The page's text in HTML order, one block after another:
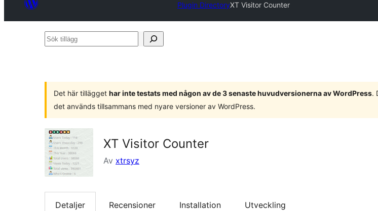
Plugin DirectoryXT Visitor Counter
Sök
Det här tillägget har inte testats med någon av de 3 senaste huvudversionerna av WordPress.
det används tillsammans med nyare versioner av WordPress.
XT Visitor Counter
Av xtrsyz
Detaljer Recensioner Installation Utveckling